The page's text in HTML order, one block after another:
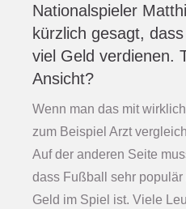
Nationalspieler
kürzlich gesagt,
viel Geld verdienen.
Ansicht?
Wenn man das mit
zum Beispiel Arzt
Auf der anderen Seite
dass Fußball sehr populär
Geld im Spiel ist. Viele